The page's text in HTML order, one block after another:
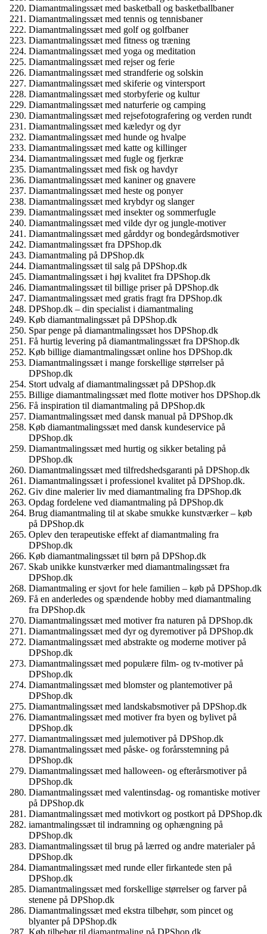
Diamantmalingssæt med basketball og basketballbaner
Diamantmalingssæt med tennis og tennisbaner
Diamantmalingssæt med golf og golfbaner
Diamantmalingssæt med fitness og træning
Diamantmalingssæt med yoga og meditation
Diamantmalingssæt med rejser og ferie
Diamantmalingssæt med strandferie og solskin
Diamantmalingssæt med skiferie og vintersport
Diamantmalingssæt med storbyferie og kultur
Diamantmalingssæt med naturferie og camping
Diamantmalingssæt med rejsefotografering og verden rundt
Diamantmalingssæt med kæledyr og dyr
Diamantmalingssæt med hunde og hvalpe
Diamantmalingssæt med katte og killinger
Diamantmalingssæt med fugle og fjerkræ
Diamantmalingssæt med fisk og havdyr
Diamantmalingssæt med kaniner og gnavere
Diamantmalingssæt med heste og ponyer
Diamantmalingssæt med krybdyr og slanger
Diamantmalingssæt med insekter og sommerfugle
Diamantmalingssæt med vilde dyr og jungle-motiver
Diamantmalingssæt med gårddyr og bondegårdsmotiver
Diamantmalingssæt fra DPShop.dk
Diamantmaling på DPShop.dk
Diamantmalingssæt til salg på DPShop.dk
Diamantmalingssæt i høj kvalitet fra DPShop.dk
Diamantmalingssæt til billige priser på DPShop.dk
Diamantmalingssæt med gratis fragt fra DPShop.dk
DPShop.dk – din specialist i diamantmaling
Køb diamantmalingssæt på DPShop.dk
Spar penge på diamantmalingssæt hos DPShop.dk
Få hurtig levering på diamantmalingssæt fra DPShop.dk
Køb billige diamantmalingssæt online hos DPShop.dk
Diamantmalingssæt i mange forskellige størrelser på
DPShop.dk
Stort udvalg af diamantmalingssæt på DPShop.dk
Billige diamantmalingssæt med flotte motiver hos DPShop.dk
Få inspiration til diamantmaling på DPShop.dk
Diamantmalingssæt med dansk manual på DPShop.dk
Køb diamantmalingssæt med dansk kundeservice på
DPShop.dk
Diamantmalingssæt med hurtig og sikker betaling på
DPShop.dk
Diamantmalingssæt med tilfredshedsgaranti på DPShop.dk
Diamantmalingssæt i professionel kvalitet på DPShop.dk.
Giv dine malerier liv med diamantmaling fra DPShop.dk
Opdag fordelene ved diamantmaling på DPShop.dk
Brug diamantmaling til at skabe smukke kunstværker – køb
på DPShop.dk
Oplev den terapeutiske effekt af diamantmaling fra
DPShop.dk
Køb diamantmalingssæt til børn på DPShop.dk
Skab unikke kunstværker med diamantmalingssæt fra
DPShop.dk
Diamantmaling er sjovt for hele familien – køb på DPShop.dk
Få en anderledes og spændende hobby med diamantmaling
fra DPShop.dk
Diamantmalingssæt med motiver fra naturen på DPShop.dk
Diamantmalingssæt med dyr og dyremotiver på DPShop.dk
Diamantmalingssæt med abstrakte og moderne motiver på
DPShop.dk
Diamantmalingssæt med populære film- og tv-motiver på
DPShop.dk
Diamantmalingssæt med blomster og plantemotiver på
DPShop.dk
Diamantmalingssæt med landskabsmotiver på DPShop.dk
Diamantmalingssæt med motiver fra byen og bylivet på
DPShop.dk
Diamantmalingssæt med julemotiver på DPShop.dk
Diamantmalingssæt med påske- og forårsstemning på
DPShop.dk
Diamantmalingssæt med halloween- og efterårsmotiver på
DPShop.dk
Diamantmalingssæt med valentinsdag- og romantiske motiver
på DPShop.dk
Diamantmalingssæt med motivkort og postkort på DPShop.dk
iamantmalingssæt til indramning og ophængning på
DPShop.dk
Diamantmalingssæt til brug på lærred og andre materialer på
DPShop.dk
Diamantmalingssæt med runde eller firkantede sten på
DPShop.dk
Diamantmalingssæt med forskellige størrelser og farver på
stenene på DPShop.dk
Diamantmalingssæt med ekstra tilbehør, som pincet og
blyanter på DPShop.dk
Køb tilbehør til diamantmaling på DPShop.dk